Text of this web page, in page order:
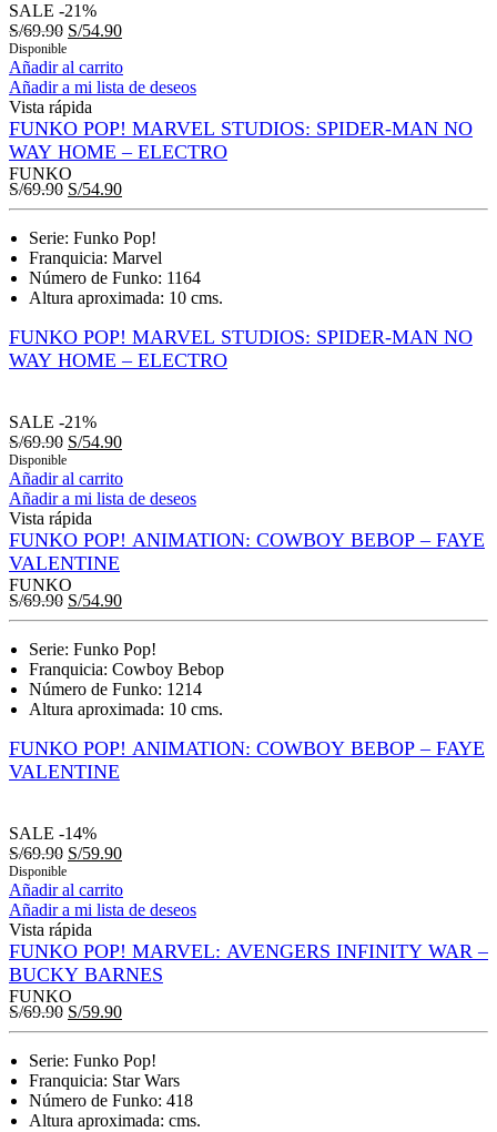
SALE -21%
S/69.90 S/54.90
Disponible
Añadir al carrito
Añadir a mi lista de deseos
Vista rápida
FUNKO POP! MARVEL STUDIOS: SPIDER-MAN NO
WAY HOME – ELECTRO
FUNKO
S/69.90 S/54.90
Serie: Funko Pop!
Franquicia: Marvel
Número de Funko: 1164
Altura aproximada: 10 cms.
FUNKO POP! MARVEL STUDIOS: SPIDER-MAN NO
WAY HOME – ELECTRO
SALE -21%
S/69.90 S/54.90
Disponible
Añadir al carrito
Añadir a mi lista de deseos
Vista rápida
FUNKO POP! ANIMATION: COWBOY BEBOP – FAYE
VALENTINE
FUNKO
S/69.90 S/54.90
Serie: Funko Pop!
Franquicia: Cowboy Bebop
Número de Funko: 1214
Altura aproximada: 10 cms.
FUNKO POP! ANIMATION: COWBOY BEBOP – FAYE
VALENTINE
SALE -14%
S/69.90 S/59.90
Disponible
Añadir al carrito
Añadir a mi lista de deseos
Vista rápida
FUNKO POP! MARVEL: AVENGERS INFINITY WAR –
BUCKY BARNES
FUNKO
S/69.90 S/59.90
Serie: Funko Pop!
Franquicia: Star Wars
Número de Funko: 418
Altura aproximada: cms.